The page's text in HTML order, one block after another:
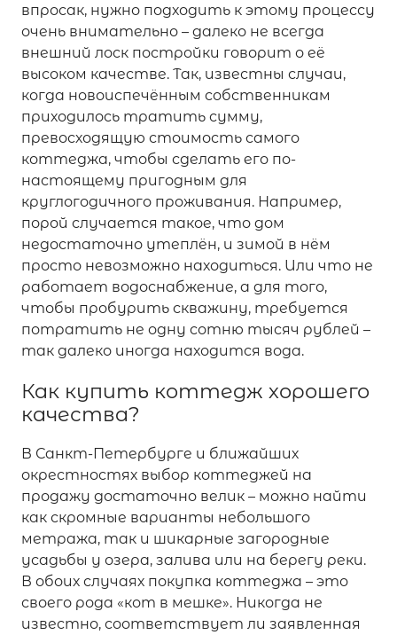
впросак, нужно подходить к этому процессу
очень внимательно – далеко не всегда
внешний лоск постройки говорит о её
высоком качестве. Так, известны случаи,
когда новоиспечённым собственникам
приходилось тратить сумму,
превосходящую стоимость самого
коттеджа, чтобы сделать его по-
настоящему пригодным для
круглогодичного проживания. Например,
порой случается такое, что дом
недостаточно утеплён, и зимой в нём
просто невозможно находиться. Или что не
работает водоснабжение, а для того,
чтобы пробурить скважину, требуется
потратить не одну сотню тысяч рублей –
так далеко иногда находится вода.
Как купить коттедж хорошего
качества?
В Санкт-Петербурге и ближайших
окрестностях выбор коттеджей на
продажу достаточно велик – можно найти
как скромные варианты небольшого
метража, так и шикарные загородные
усадьбы у озера, залива или на берегу реки.
В обоих случаях покупка коттеджа – это
своего рода «кот в мешке». Никогда не
известно, соответствует ли заявленная